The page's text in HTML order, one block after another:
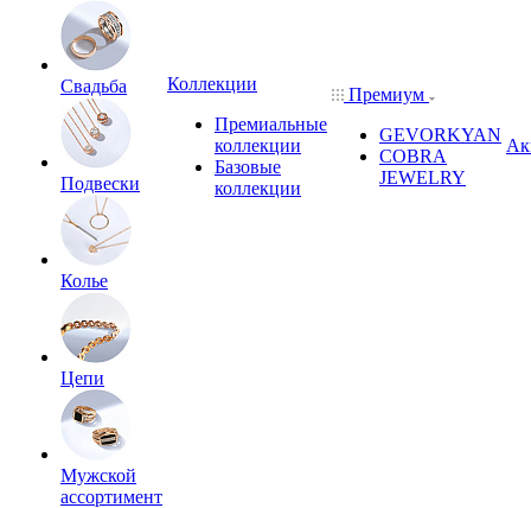
Свадьба
Подвески
Колье
Цепи
Мужской
ассортимент
Коллекции
Премиальные
коллекции
Базовые
коллекции
Премиум
GEVORKYAN
COBRA
JEWELRY